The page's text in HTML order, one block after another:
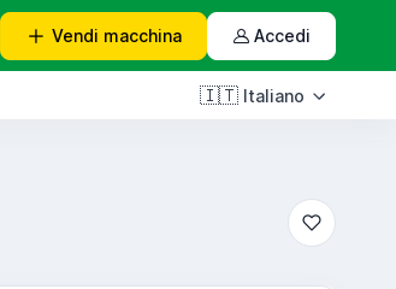
Vendi macchina Accedi
🇮🇹 Italiano